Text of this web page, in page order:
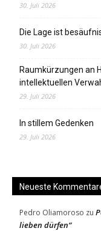
30. Juli 2026
Die Lage ist
30. Juli 2026
Raumkürzungen an
intellektuellen
29. Juli 2026
In stillem Gedenken
29. Juli 2026
Neueste
Pedro Oliamoroso zu
lieben dürfen“